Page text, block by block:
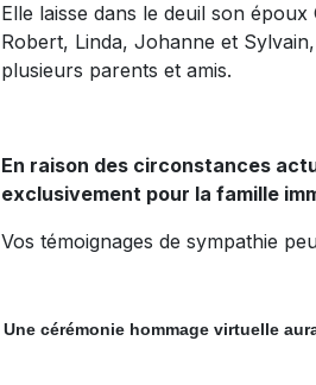
Elle laisse dans le deuil son
Robert, Linda, Johanne et
plusieurs parents et amis.
En raison des circonstances
exclusivement pour la famille
Vos témoignages de sympathie
Une cérémonie hommage virtuelle